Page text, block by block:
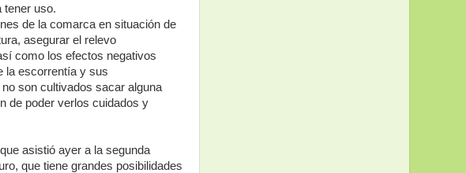
tener uso.
de la comarca en situación de
asegurar el relevo
como los efectos negativos
la escorrentía y sus
son cultivados sacar alguna
de poder verlos cuidados y
asistió ayer a la segunda
que tiene grandes posibilidades